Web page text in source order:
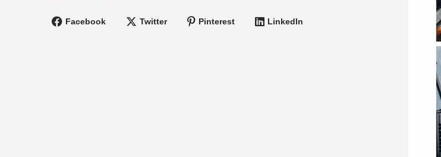
Facebook Twitter Pinterest LinkedIn